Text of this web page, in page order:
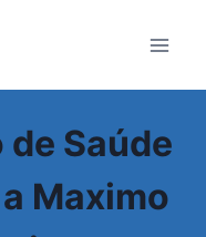
Saúde
Maximo